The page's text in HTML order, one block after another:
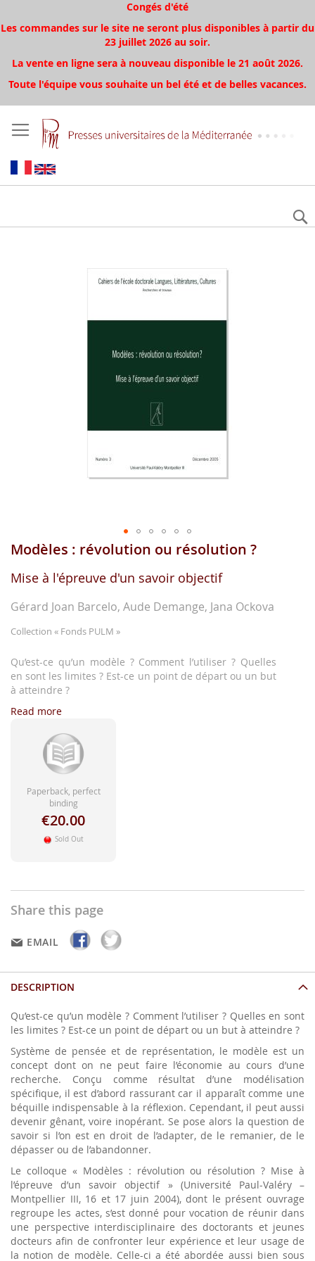
Congés d'été
Les commandes sur le site ne seront plus disponibles à partir du
23 juillet 2026 au soir.
La vente en ligne sera à nouveau disponible le 21 août 2026.
Toute l'équipe vous souhaite un bel été et de belles vacances.
Skip
the
of
images
Modèles : révolution ou résolution ?
Mise à l'épreuve d'un savoir objectif
Gérard Joan Barcelo, Aude Demange, Jana Ockova
Collection « Fonds PULM »
Qu’est-ce qu’un modèle ? Comment l’utiliser ? Quelles
en sont les limites ? Est-ce un point de départ ou un but
à atteindre ?
Read more
Paperback, perfect
binding
€20.00
Sold Out
Share this page
EMAIL
DESCRIPTION
Qu’est-ce qu’un modèle ? Comment l’utiliser ? Quelles en sont
les limites ? Est-ce un point de départ ou un but à atteindre ?
Système de pensée et de représentation, le modèle est un
concept dont on ne peut faire l’économie au cours d’une
recherche. Conçu comme résultat d’une modélisation
spécifique, il est d’abord rassurant car il apparaît comme une
béquille indispensable à la réflexion. Cependant, il peut aussi
devenir gênant, voire inopérant. Se pose alors la question de
savoir si l’on est en droit de l’adapter, de le remanier, de le
dépasser ou de l’abandonner.
Le colloque « Modèles : révolution ou résolution ? Mise à
l’épreuve d’un savoir objectif » (Université Paul-Valéry –
Montpellier III, 16 et 17 juin 2004), dont le présent ouvrage
regroupe les actes, s’est donné pour vocation de réunir dans
une perspective interdisciplinaire des doctorants et jeunes
docteurs afin de confronter leur expérience et leur usage de
la notion de modèle. Celle-ci a été abordée aussi bien sous